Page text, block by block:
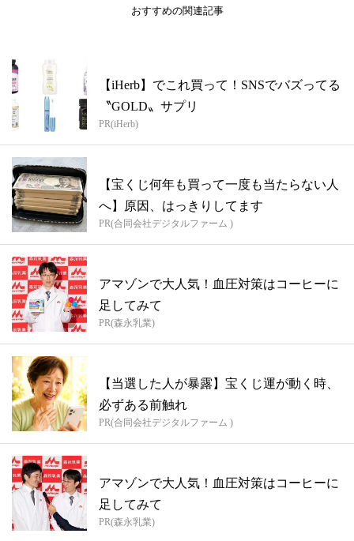
おすすめの関連記事
【iHerb】でこれ買って！SNSでバズってる
〝GOLD〟サプリ
PR(iHerb)
【宝くじ何年も買って一度も当たらない人
へ】原因、はっきりしてます
PR(合同会社デジタルファーム )
アマゾンで大人気！血圧対策はコーヒーに
足してみて
PR(森永乳業)
【当選した人が暴露】宝くじ運が動く時、
必ずある前触れ
PR(合同会社デジタルファーム )
アマゾンで大人気！血圧対策はコーヒーに
足してみて
PR(森永乳業)